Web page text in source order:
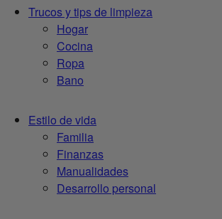
Trucos y tips de limpieza
Hogar
Cocina
Ropa
Bano
Estilo de vida
Familia
Finanzas
Manualidades
Desarrollo personal